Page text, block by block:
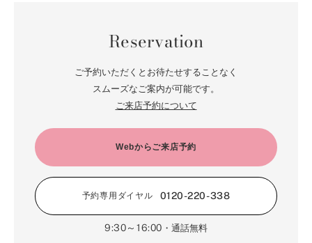
Reservation
ご予約いただくとお待たせすることなく
スムーズなご案内が可能です。
ご来店予約について
Webからご来店予約
予約専用ダイヤル 0120-220-338
9:30～16:00 ・通話無料